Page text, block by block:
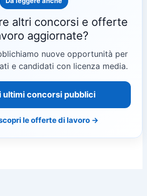
altri concorsi e offerte
aggiornate?
nuove opportunità per
e candidati con licenza media.
ultimi concorsi pubblici
le offerte di lavoro →